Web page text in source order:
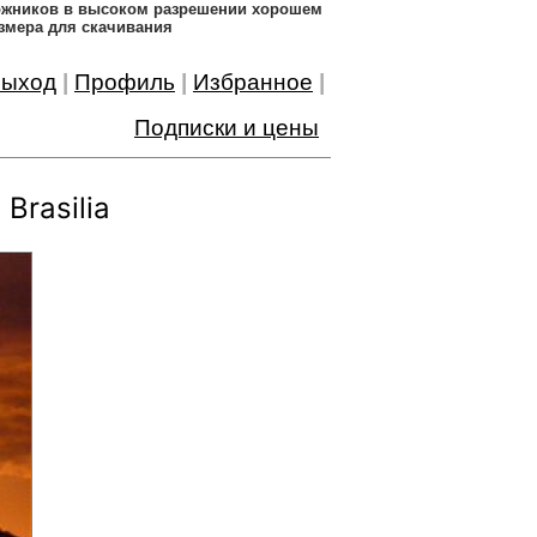
в высоком разрешении хорошем
для скачивания
Профиль Избранное
Подписки и цены